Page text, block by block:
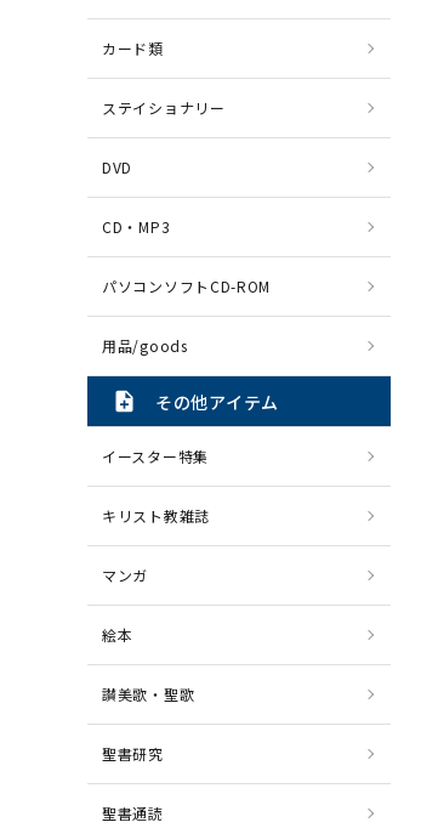
カード類
ステイショナリー
DVD
CD・MP3
パソコンソフトCD-ROM
用品/goods
note_add その他アイテム
イースター特集
キリスト教雑誌
マンガ
絵本
讃美歌・聖歌
聖書研究
聖書通読